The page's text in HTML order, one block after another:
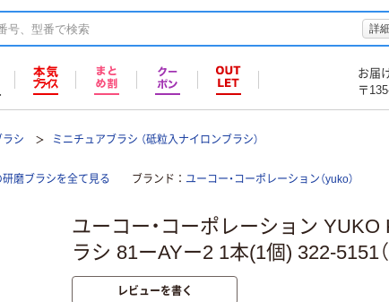
詳
お届
〒
ラシ ミニチュアブラシ （砥粒入ナイロンブラシ）
研磨ブラシを全て見る ブランド ユーコー・コーポレーション（yuko）
ユーコー・コーポレーション
ラシ 81ーAYー2 1本(1個) 322-5151（
レビューを書く